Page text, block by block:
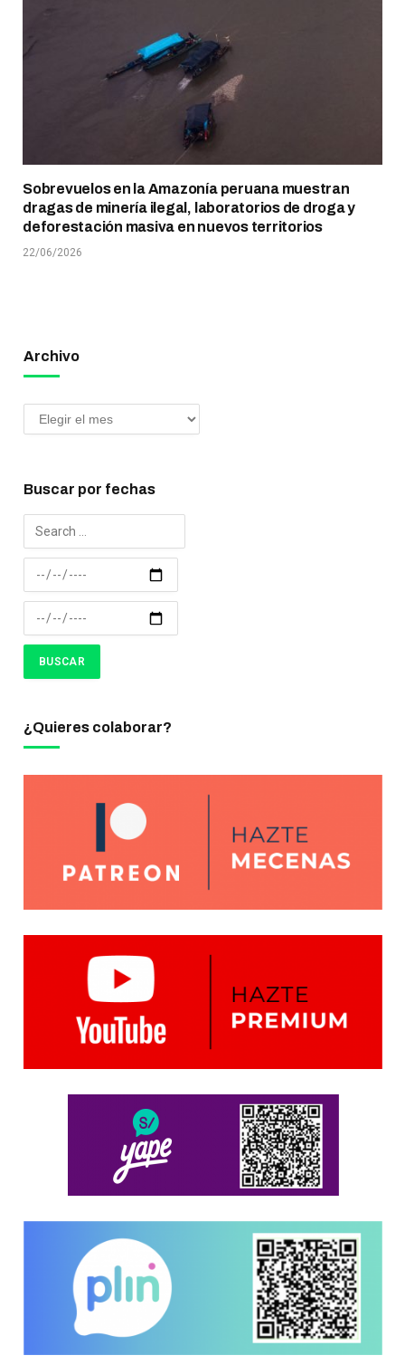
Sobrevuelos en la Amazonía peruana muestran
dragas de minería ilegal, laboratorios de droga y
deforestación masiva en nuevos territorios
22/06/2026
Archivo
Buscar por fechas
¿Quieres colaborar?